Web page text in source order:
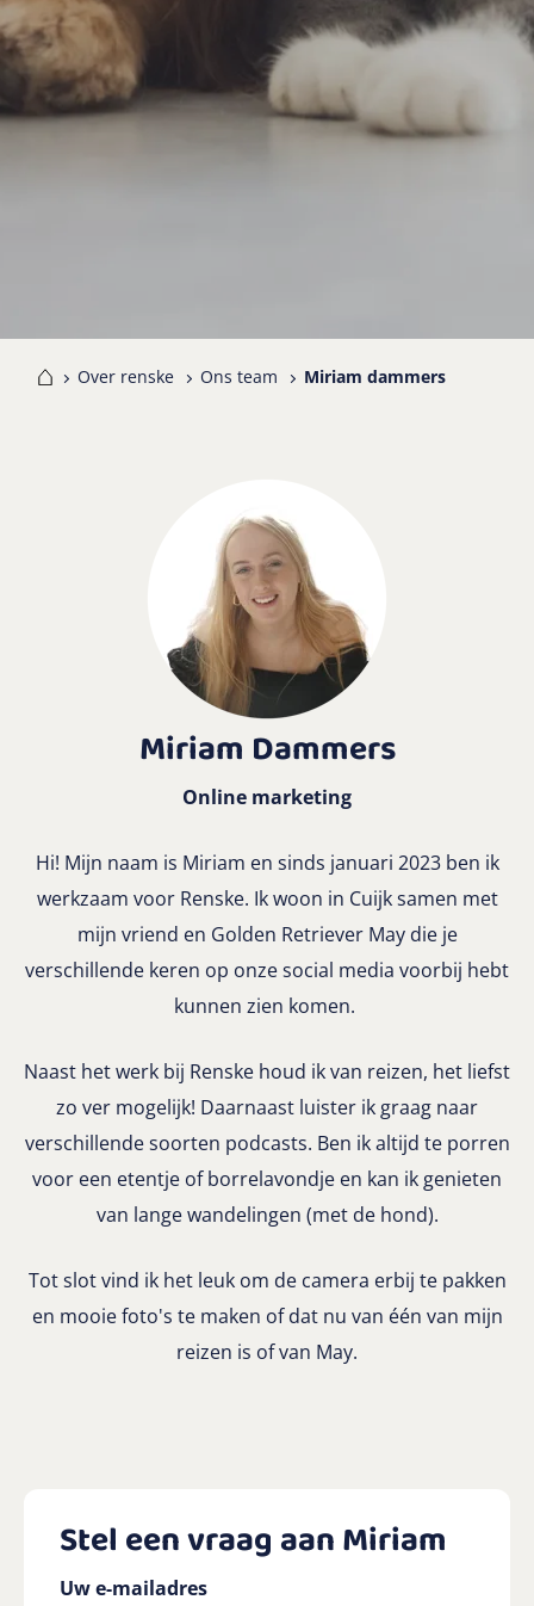
Over renske Ons team Miriam dammers
Miriam Dammers
Online marketing
Hi! Mijn naam is Miriam en sinds januari 2023 ben ik
werkzaam voor Renske. Ik woon in Cuijk samen met
mijn vriend en Golden Retriever May die je
verschillende keren op onze social media voorbij hebt
kunnen zien komen.
Naast het werk bij Renske houd ik van reizen, het liefst
zo ver mogelijk! Daarnaast luister ik graag naar
verschillende soorten podcasts. Ben ik altijd te porren
voor een etentje of borrelavondje en kan ik genieten
van lange wandelingen (met de hond).
Tot slot vind ik het leuk om de camera erbij te pakken
en mooie foto's te maken of dat nu van één van mijn
reizen is of van May.
Stel een vraag aan Miriam
Uw e-mailadres